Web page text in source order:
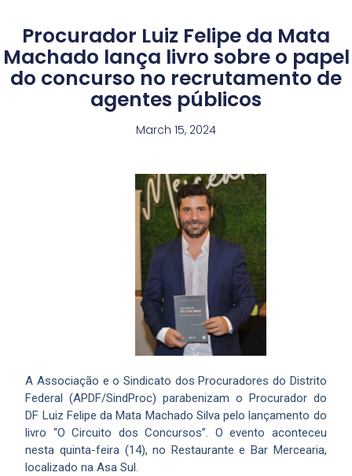
Procurador Luiz Felipe da Mata
Machado lança livro sobre o papel
do concurso no recrutamento de
agentes públicos
March 15, 2024
A Associação e o Sindicato dos Procuradores do Distrito
Federal (APDF/SindProc) parabenizam o Procurador do
DF Luiz Felipe da Mata Machado Silva pelo lançamento do
livro “O Circuito dos Concursos”. O evento aconteceu
nesta quinta-feira (14), no Restaurante e Bar Mercearia,
localizado na Asa Sul.